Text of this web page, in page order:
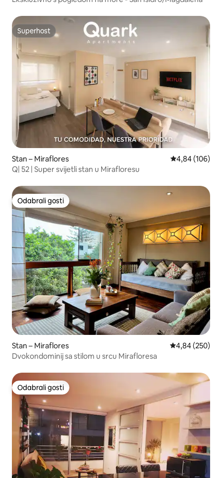
Superhost
Superhost
Stan – Miraflores Prosječna
4,84 (106)
Q| 52 | Super svijetli stan u Mirafloresu
Odabrali gosti
Odabrali gosti
Stan – Miraflores Prosječna
4,84 (250)
Dvokondominij sa stilom u srcu Mirafloresa
Odabrali gosti
Odabrali gosti